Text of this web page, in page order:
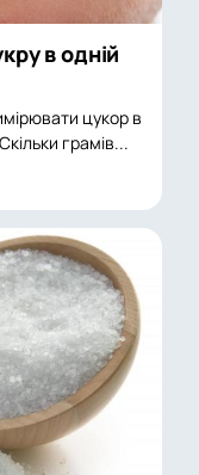
в одній
цукор в
грамів...